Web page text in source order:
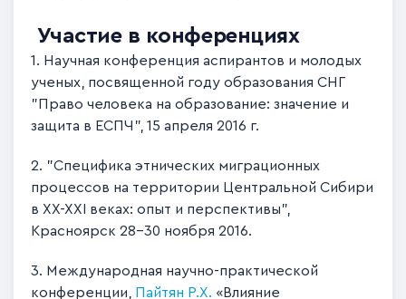
Участие в конференциях
1. Научная конференция аспирантов и молодых
ученых, посвященной году образования СНГ
"Право человека на образование: значение и
защита в ЕСПЧ", 15 апреля 2016 г.
2. "Специфика этнических миграционных
процессов на территории Центральной Сибири
в XX-XXI веках: опыт и перспективы",
Красноярск 28-30 ноября 2016.
3. Международная научно-практической
конференции,
Пайтян Р.Х. «Влияние